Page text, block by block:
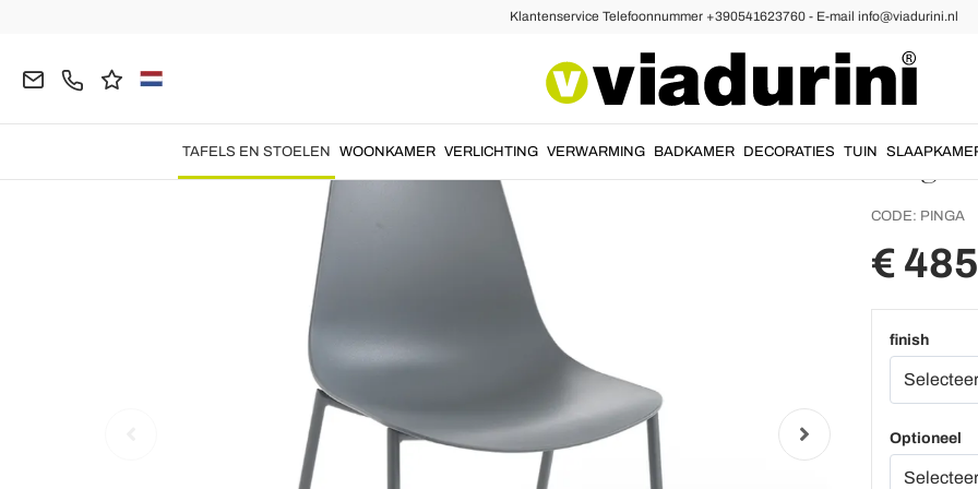
Klantenservice Telefoonnummer +390541623760 - E-mail info@viadurini.nl
TAFELS EN STOELEN WOONKAMER VERLICHTING VERWARMING BADKAMER DECORATIES TUIN
met
Pinga
CODE: PINGA
€
finish
Optioneel